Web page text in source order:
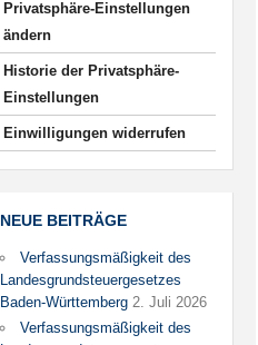
Privatsphäre-Einstellungen
ändern
Historie der Privatsphäre-
Einstellungen
Einwilligungen widerrufen
NEUE BEITRÄGE
Verfassungsmäßigkeit des
Landesgrundsteuergesetzes
Baden-Württemberg 2. Juli 2026
Verfassungsmäßigkeit des